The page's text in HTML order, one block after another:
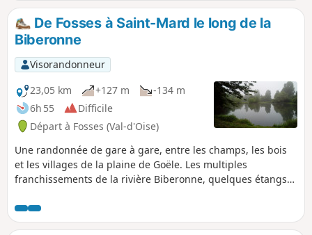
De Fosses à Saint-Mard le long de la
Biberonne
Visorandonneur
23,05 km
+127 m
-134 m
6h 55
Difficile
Départ à Fosses (Val-d'Oise)
Une randonnée de gare à gare, entre les champs, les bois
et les villages de la plaine de Goële. Les multiples
franchissements de la rivière Biberonne, quelques étangs